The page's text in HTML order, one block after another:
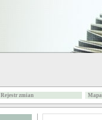
Rejestr zmian